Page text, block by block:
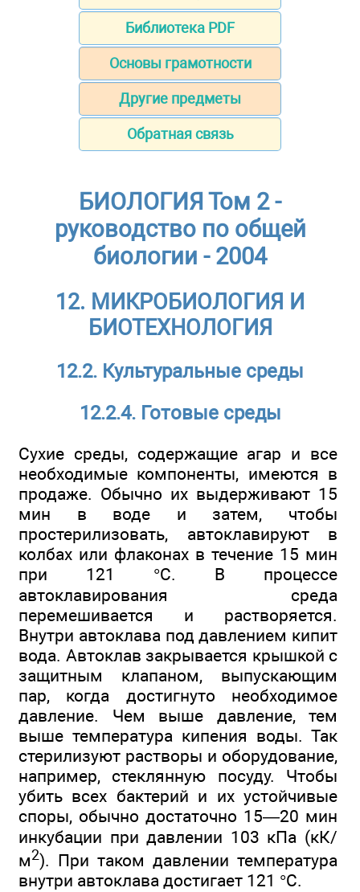
Библиотека PDF
Основы грамотности
Другие предметы
Обратная связь
БИОЛОГИЯ Том 2 -
руководство по общей
биологии - 2004
12. МИКРОБИОЛОГИЯ И
БИОТЕХНОЛОГИЯ
12.2. Культуральные среды
12.2.4. Готовые среды
Сухие среды, содержащие агар и все
необходимые компоненты, имеются в
продаже. Обычно их выдерживают 15
мин в воде и затем, чтобы
простерилизовать, автоклавируют в
колбах или флаконах в течение 15 мин
при 121 °С. В процессе
автоклавирования среда
перемешивается и растворяется.
Внутри автоклава под давлением кипит
вода. Автоклав закрывается крышкой с
защитным клапаном, выпускающим
пар, когда достигнуто необходимое
давление. Чем выше давление, тем
выше температура кипения воды. Так
стерилизуют растворы и оборудование,
например, стеклянную посуду. Чтобы
убить всех бактерий и их устойчивые
споры, обычно достаточно 15—20 мин
инкубации при давлении 103 кПа (кК/
м2). При таком давлении температура
внутри автоклава достигает 121 °С.